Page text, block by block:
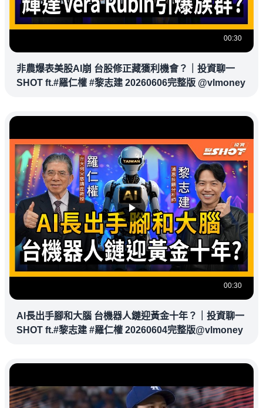
00:30
非農爆表美股AI崩 台股修正藏獲利機會？｜投資聊一
SHOT ft.#羅仁權 #黎志建 20260606完整版 @vlmoney
00:30
AI長出手腳和大腦 台機器人鏈迎黃金十年？｜投資聊一
SHOT ft.#黎志建 #羅仁權 20260604完整版@vlmoney